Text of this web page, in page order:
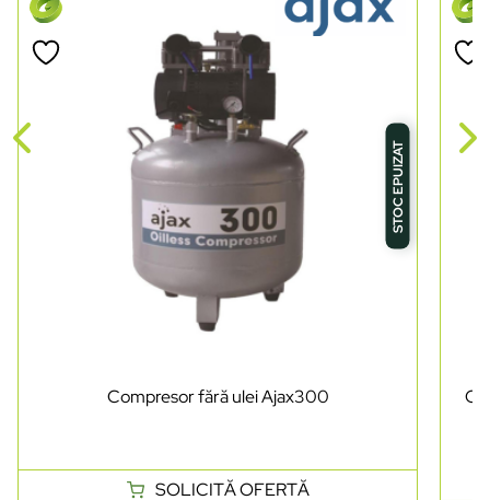
STOC EPUIZAT
Compresor fără ulei Ajax300
SOLICITĂ OFERTĂ